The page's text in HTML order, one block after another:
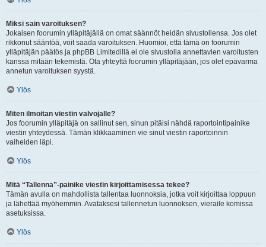
Miksi sain varoituksen?
Jokaisen foorumin ylläpitäjällä on omat säännöt heidän sivustollensa. Jos olet
rikkonut sääntöä, voit saada varoituksen. Huomioi, että tämä on foorumin
ylläpitäjän päätös ja phpBB Limitedillä ei ole sivustolla annettavien varoitusten
kanssa mitään tekemistä. Ota yhteyttä foorumin ylläpitäjään, jos olet epävarma
annetun varoituksen syystä.
Ylös
Miten ilmoitan viestin valvojalle?
Jos foorumin ylläpitäjä on sallinut sen, sinun pitäisi nähdä raportointipainike
viestin yhteydessä. Tämän klikkaaminen vie sinut viestin raportoinnin
vaiheiden läpi.
Ylös
Mitä “Tallenna”-painike viestin kirjoittamisessa tekee?
Tämän avulla on mahdollista tallentaa luonnoksia, jotka voit kirjoittaa loppuun
ja lähettää myöhemmin. Avataksesi tallennetun luonnoksen, vieraile komissa
asetuksissa.
Ylös